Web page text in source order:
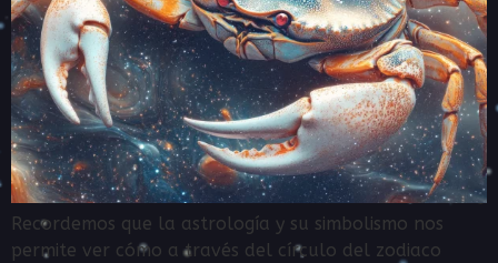
Recordemos que la astrología y su simbolismo nos
permite ver cómo a través del círculo del zodiaco